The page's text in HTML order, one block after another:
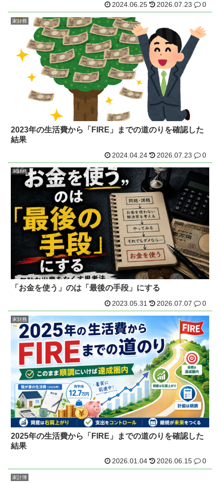
2024.06.25 2026.07.23 0
家財務
2023年の生活費から「FIRE」までの道のりを確認した
結果
2024.04.24 2026.07.23 0
家財務
「お金を使う」のは「最後の手段」にする
2023.05.31 2026.07.07 0
家財務
2025年の生活費から「FIRE」までの道のりを確認した
結果
2026.01.04 2026.06.15 0
家計簿